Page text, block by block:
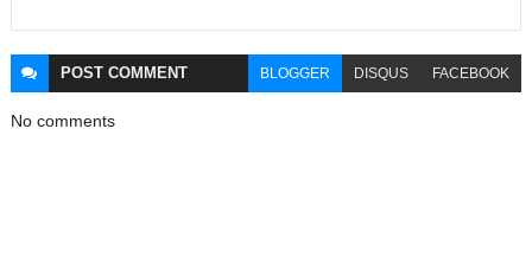
POST COMMENT BLOGGER DISQUS FACEBOOK
No comments